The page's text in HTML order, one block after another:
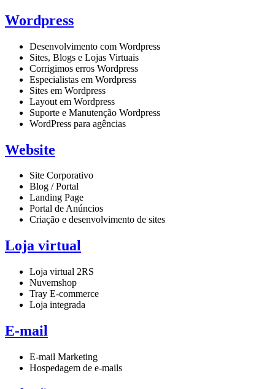
Wordpress
Desenvolvimento com Wordpress
Sites, Blogs e Lojas Virtuais
Corrigimos erros Wordpress
Especialistas em Wordpress
Sites em Wordpress
Layout em Wordpress
Suporte e Manutenção Wordpress
WordPress para agências
Website
Site Corporativo
Blog / Portal
Landing Page
Portal de Anúncios
Criação e desenvolvimento de sites
Loja virtual
Loja virtual 2RS
Nuvemshop
Tray E-commerce
Loja integrada
E-mail
E-mail Marketing
Hospedagem de e-mails